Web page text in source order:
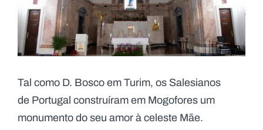
Tal como D. Bosco em Turim, os Salesianos
de Portugal construíram em Mogofores um
monumento do seu amor à celeste Mãe.